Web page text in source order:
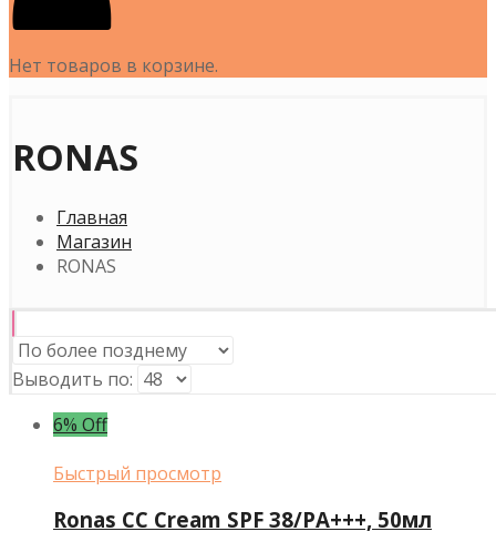
Нет товаров в корзине.
RONAS
Главная
Магазин
RONAS
Выводить по:
6% Off
Быстрый просмотр
Ronas CC Cream SPF 38/PA+++, 50мл